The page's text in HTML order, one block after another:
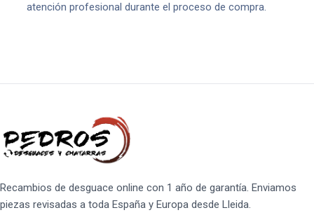
atención profesional durante el proceso de compra.
Recambios de desguace online con 1 año de garantía. Enviamos
piezas revisadas a toda España y Europa desde Lleida.